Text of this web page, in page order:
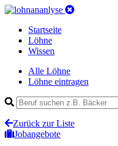
Startseite
Löhne
Wissen
Alle Löhne
Löhne eintragen
Zurück zur Liste
Jobangebote